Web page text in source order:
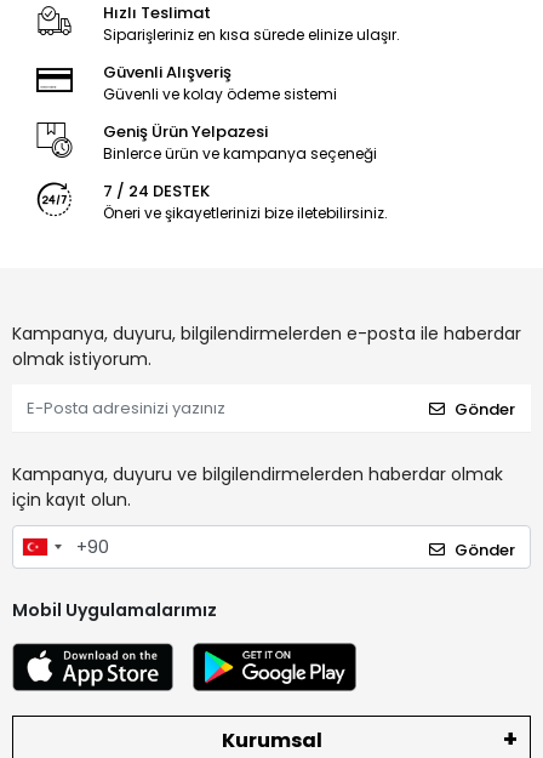
Hızlı Teslimat
Siparişleriniz en kısa sürede elinize ulaşır.
Güvenli Alışveriş
Güvenli ve kolay ödeme sistemi
Geniş Ürün Yelpazesi
Binlerce ürün ve kampanya seçeneği
7 / 24 DESTEK
Öneri ve şikayetlerinizi bize iletebilirsiniz.
Kampanya, duyuru, bilgilendirmelerden e-posta ile haberdar
olmak istiyorum.
Gönder
Kampanya, duyuru ve bilgilendirmelerden haberdar olmak
için kayıt olun.
Gönder
Mobil Uygulamalarımız
Kurumsal